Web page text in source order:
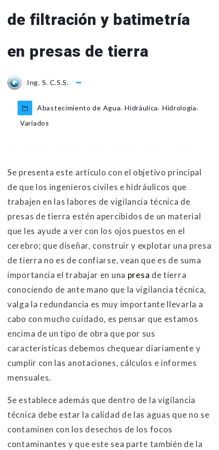
de filtración y batimetría
en presas de tierra
Ing. S. C.S.S.
Abastecimiento de Agua, Hidráulica, Hidrología,
Variados
Se presenta este artículo con el objetivo principal
de que los ingenieros civiles e hidráulicos que
trabajen en las labores de vigilancia técnica de
presas de tierra estén apercibidos de un material
que les ayude a ver con los ojos puestos en el
cerebro; que diseñar, construir y explotar una presa
de tierra no es de confiarse, vean que es de suma
importancia el trabajar en una presa de tierra
conociendo de ante mano que la vigilancia técnica,
valga la redundancia es muy importante llevarla a
cabo con mucho cuidado, es pensar que estamos
encima de un tipo de obra que por sus
características debemos chequear diariamente y
cumplir con las anotaciones, cálculos e informes
mensuales.
Se establece además que dentro de la vigilancia
técnica debe estar la calidad de las aguas que no se
contaminen con los desechos de los focos
contaminantes y que este sea parte también de la